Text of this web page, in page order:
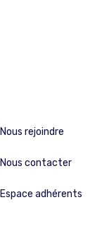
Nous rejoindre
Nous contacter
Espace adhérents